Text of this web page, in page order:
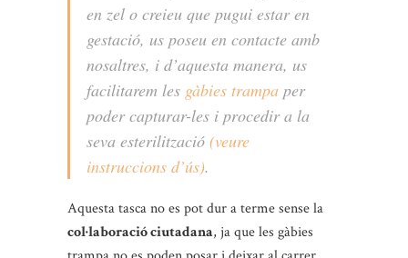
en zel o creieu que pugui estar en
gestació, us poseu en contacte amb
nosaltres, i d’aquesta manera, us
facilitarem les gàbies trampa per
poder capturar-les i procedir a la
seva esterilització (veure
instruccions d’ús).
Aquesta tasca no es pot dur a terme sense la
col·laboració ciutadana, ja que les gàbies